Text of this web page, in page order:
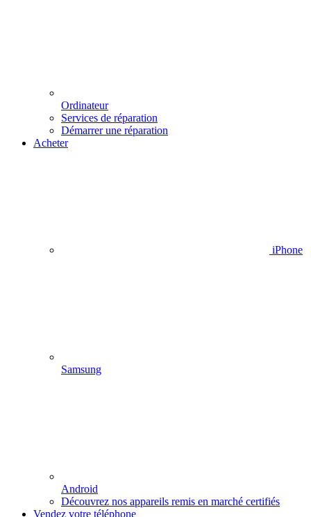
Ordinateur
Services de réparation
Démarrer une réparation
Acheter
iPhone
Samsung
Android
Découvrez nos appareils remis en marché certifiés
Vendez votre téléphone